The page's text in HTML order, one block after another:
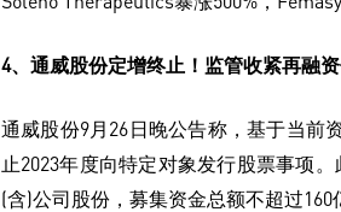
4、通威股份定增终止！监管收紧再融
通威股份9月26日晚公告称，基于当前
止2023年度向特定对象发行股票事项
(含)公司股份，募集资金总额不超过160